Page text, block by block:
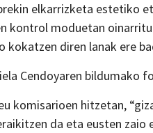
elkarrizketa estetiko
kontrol moduetan
kokatzen diren lanak ere
Cendoyaren bildumako
komisarioen hitzetan,
da eta eusten